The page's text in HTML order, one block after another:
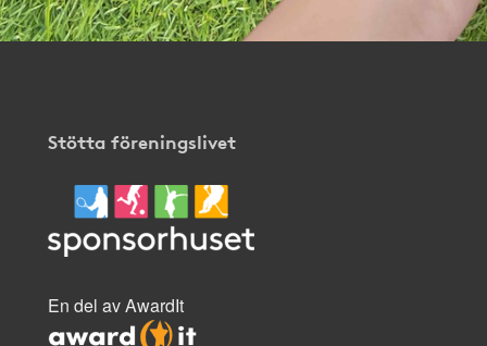
Stötta föreningslivet
En del av AwardIt